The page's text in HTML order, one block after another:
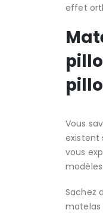
effet
Vous
existent
vous
modèles.
Sachez
matelas